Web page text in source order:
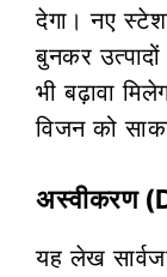
देगा। नए
बुनकर
भी बढ़ावा
विजन को
अस्वीकरण
यह लेख